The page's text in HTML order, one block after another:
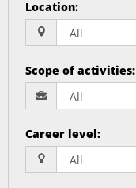
Location:
Scope of activities:
Career level: